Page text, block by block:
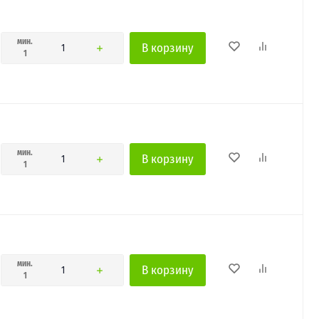
мин.
1
В корзину
мин.
1
В корзину
мин.
1
В корзину